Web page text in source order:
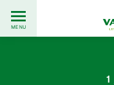
content
to
MENU